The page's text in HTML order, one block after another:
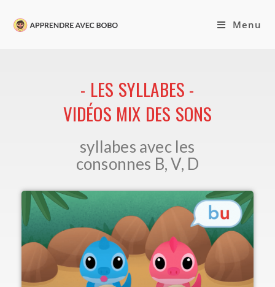
Menu
- LES SYLLABES -
VIDÉOS MIX DES SONS
syllabes avec les
consonnes B, V, D